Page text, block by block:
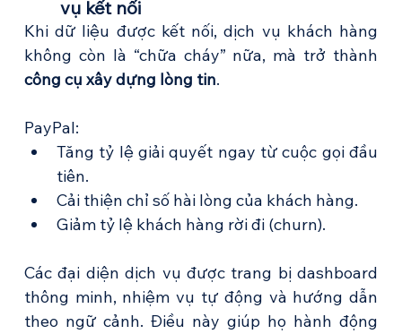
vụ kết nối
Khi dữ liệu được kết nối, dịch vụ khách hàng
công cụ xây dựng lòng tin.
PayPal:
Tăng tỷ lệ giải quyết ngay từ cuộc gọi đầu
tiên.
Cải thiện chỉ số hài lòng của khách hàng.
Giảm tỷ lệ khách hàng rời đi (churn).
Các đại diện dịch vụ được trang bị dashboard
thông minh, nhiệm vụ tự động và hướng dẫn
theo ngữ cảnh. Điều này giúp họ hành động